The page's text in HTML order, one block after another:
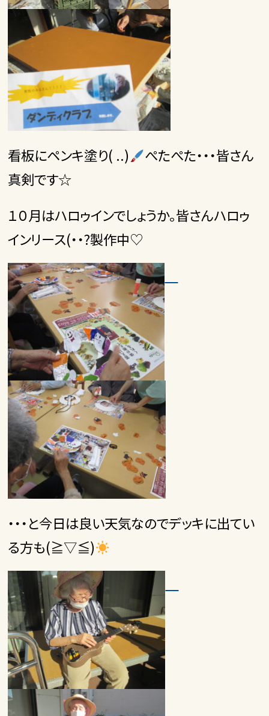
看板にペンキ塗り( ..)
ぺたぺた・・・皆さん
真剣です☆
１０月はハロゥインでしょうか。皆さんハロゥ
インリース(・・?製作中♡
・・・と今日は良い天気なのでデッキに出てい
る方も(≧▽≦)